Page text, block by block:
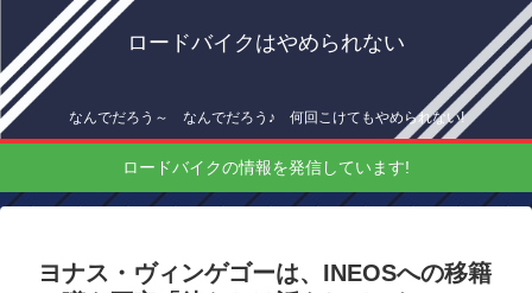
ロードバイクはやめられない
なんでだろう～ なんでだろう♪ 何回こけてもやめられない!
ロードバイクの情報を発信しています!
ヨナス・ヴィンゲゴーは、INEOSへの移籍